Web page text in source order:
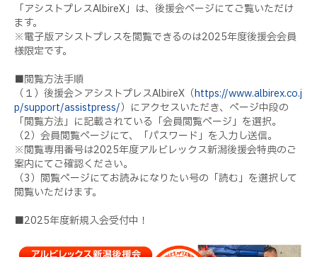
「アシストプレスAlbireX」は、後援会ページにてご覧いただけ
ます。
※電子版アシストプレスを閲覧できるのは2025年度後援会会員
様限定です。
■閲覧方法手順
（１）後援会＞アシストプレスAlbireX（https://www.albirex.co.j
p/support/assistpress/）にアクセスいただき、ページ中段の
「閲覧方法」に記載されている「会員閲覧ページ」を選択。
（2）会員閲覧ページにて、「パスワード」を入力し送信。
※閲覧専用番号は2025年度アルビレックス新潟後援会特典のご
案内にてご確認ください。
（3）閲覧ページにてお読みになりたい号の「読む」を選択して
閲覧いただけます。
■2025年度新規入会受付中！